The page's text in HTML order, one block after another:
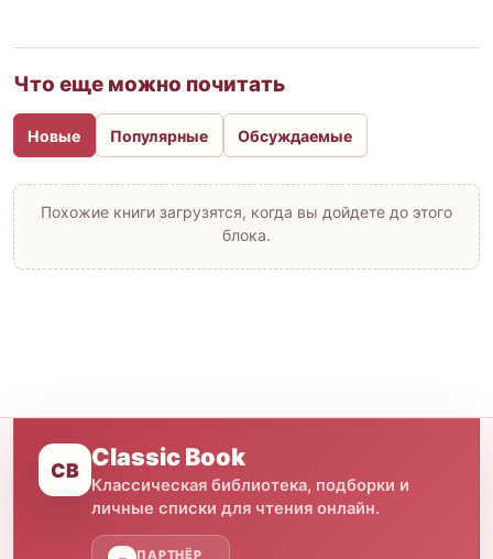
Что еще можно почитать
Новые Популярные Обсуждаемые
Похожие книги загрузятся, когда вы дойдете до этого
блока.
CB Classic Book
Классическая библиотека, подборки и
личные списки для чтения онлайн.
ПАРТНЁР